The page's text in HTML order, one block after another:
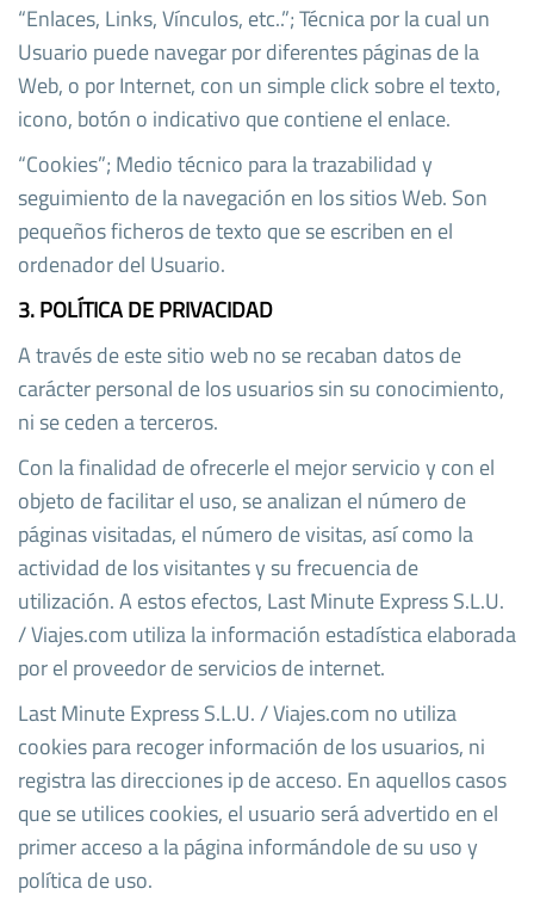
“Enlaces, Links, Vínculos, etc..”; Técnica por la cual un
Usuario puede navegar por diferentes páginas de la
Web, o por Internet, con un simple click sobre el texto,
icono, botón o indicativo que contiene el enlace.
“Cookies”; Medio técnico para la trazabilidad y
seguimiento de la navegación en los sitios Web. Son
pequeños ficheros de texto que se escriben en el
ordenador del Usuario.
3. POLÍTICA DE PRIVACIDAD
A través de este sitio web no se recaban datos de
carácter personal de los usuarios sin su conocimiento,
ni se ceden a terceros.
Con la finalidad de ofrecerle el mejor servicio y con el
objeto de facilitar el uso, se analizan el número de
páginas visitadas, el número de visitas, así como la
actividad de los visitantes y su frecuencia de
utilización. A estos efectos, Last Minute Express S.L.U.
/ Viajes.com utiliza la información estadística elaborada
por el proveedor de servicios de internet.
Last Minute Express S.L.U. / Viajes.com no utiliza
cookies para recoger información de los usuarios, ni
registra las direcciones ip de acceso. En aquellos casos
que se utilices cookies, el usuario será advertido en el
primer acceso a la página informándole de su uso y
política de uso.